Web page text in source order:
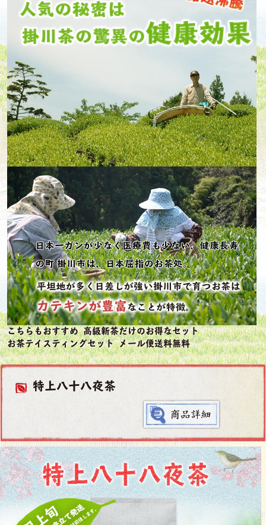
こちらもおすすめ 高級新茶だけのお得なセット
お茶テイスティングセット メール便送料無料
特上八十八夜茶